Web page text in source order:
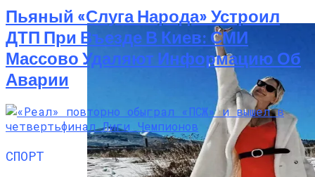
Пьяный «слуга Народа» Устроил
ДТП При Въезде В Киев: СМИ
Массово Удаляют Информацию Об
Аварии
СПОРТ